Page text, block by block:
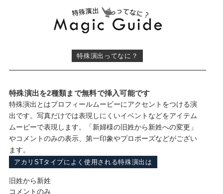
特殊演出ってなに？
特殊演出を2種類まで無料で挿入可能です
特殊演出とはプロフィールムービーにアクセントをつける演
出です。写真だけでは表現しにくいイベントなどをアイテム
ムービーで表現します。「新婦様の旧姓から新姓への変更」
やコメントのみの表示、第一印象やプロポーズなどがござい
ます。
アカリSTタイプによく使用される特殊演出は
旧姓から新姓
コメントのみ